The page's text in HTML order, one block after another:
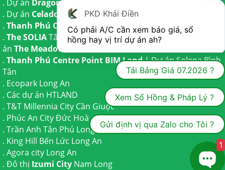
. Dự án Dragon Eden Long An
. Dự án Celadon City
Tân Phú
. Thanh Phú Centre PointBến Lức
. The SOLIATây Ninh | Dự ánThe AGULATrần Anh và Dự
án The Meadow
Bình Chánh
. Thanh Phú Centre Point BIM Land| Dự ánSolena Bình
Tân
. Ecopark Long An
. Các dự án HTLAND
. T&T Millennia City Cần Giuộc
. Phúc An CityĐức Hoà
. Trần Anh Tân Phú Long An
. King Hill Bến Lức Long An
. Agora city Long An
. Đô thị Izumi City Nam Long
PKD Khải Điền
Có phải A/C cần xem báo giá, sổ
hồng hay vị trí dự án ah?
Tải Bảng Giá 07.2026 ?
Xem Sổ Hồng & Pháp Lý ?
Gửi định vị qua Zalo cho Tôi ?
1